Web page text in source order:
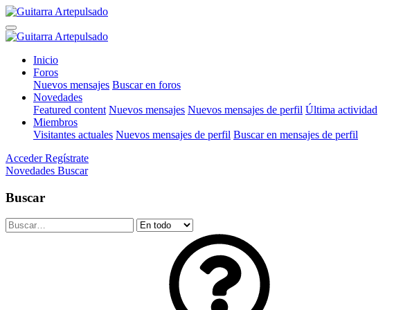
Inicio
Foros
Nuevos mensajes Buscar en foros
Novedades
Featured content Nuevos mensajes Nuevos mensajes de perfil Última actividad
Miembros
Visitantes actuales Nuevos mensajes de perfil Buscar en mensajes de perfil
Acceder Regístrate
Novedades Buscar
Buscar